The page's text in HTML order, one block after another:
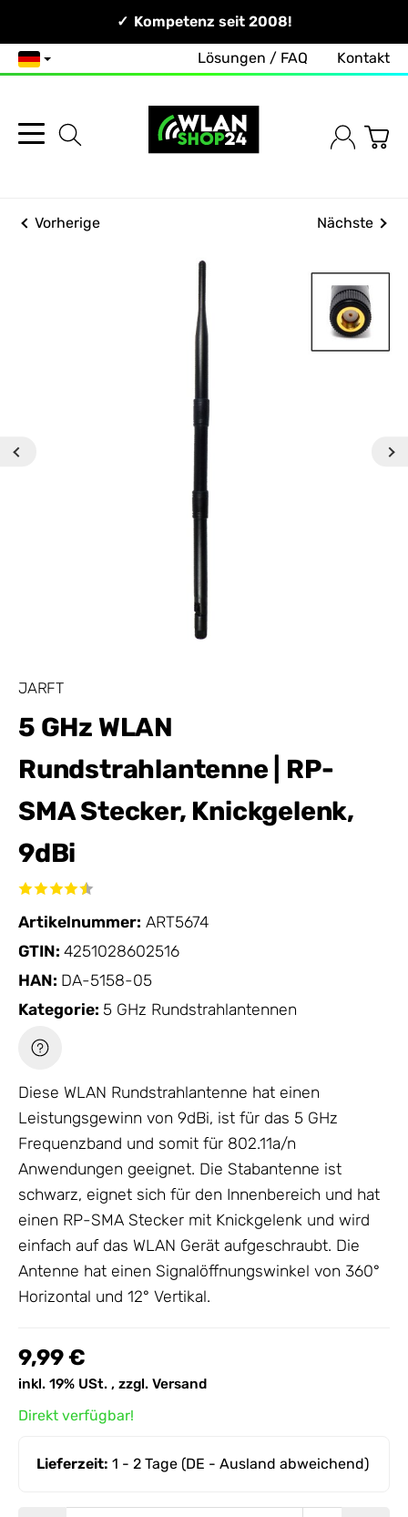
Persönlich & Erreichbar!Kompetenz seit 2008!
Deutsch Lösungen / FAQ Kontakt
Vorherige Nächste
JARFT
5 GHz WLAN
Rundstrahlantenne | RP-
SMA Stecker, Knickgelenk,
9dBi
Artikelnummer: ART5674
GTIN: 4251028602516
HAN: DA-5158-05
Kategorie: 5 GHz Rundstrahlantennen
Diese WLAN Rundstrahlantenne hat einen
Leistungsgewinn von 9dBi, ist für das 5 GHz
Frequenzband und somit für 802.11a/n
Anwendungen geeignet. Die Stabantenne ist
schwarz, eignet sich für den Innenbereich und hat
einen RP-SMA Stecker mit Knickgelenk und wird
einfach auf das WLAN Gerät aufgeschraubt. Die
Antenne hat einen Signalöffnungswinkel von 360°
Horizontal und 12° Vertikal.
9,99 €
inkl. 19% USt. , zzgl. Versand
Direkt verfügbar!
Lieferzeit:1 - 2 Tage (DE - Ausland abweichend)